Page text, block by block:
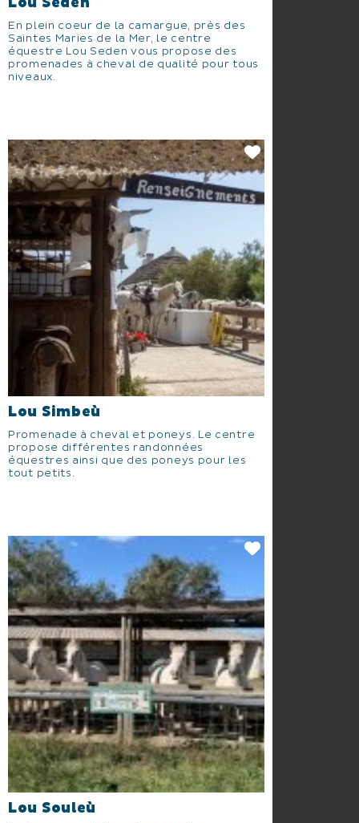
En plein coeur de la camargue, près des
Saintes Maries de la Mer, le centre
équestre Lou Seden vous propose des
promenades à cheval de qualité pour tous
niveaux.
Lou Simbeù
Promenade à cheval et poneys. Le centre
propose différentes randonnées
équestres ainsi que des poneys pour les
tout petits.
Lou Souleù